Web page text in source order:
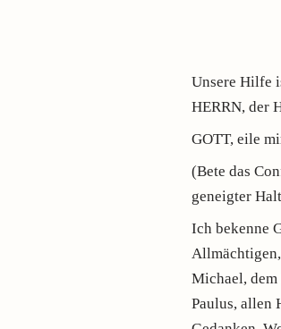
Unsere Hilfe
HERRN, der
GOTT, eile
(Bete das
geneigter
Ich bekenne
Michael, dem
Paulus, allen